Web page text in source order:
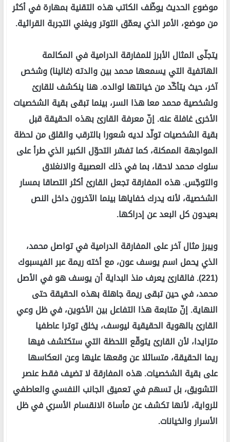
موضوع الحديث يوظّف الكاتب هذه التقنية بمهارة في أكثر
من موضع، الأمر الذي يعمّق التوتر ويغني التجربة القرائية.
يتجلّى المثال الأبرز للمفارقة الدرامية في المكالمة
الهاتفية التي يسمعها محمد بين والدته (غالينا) وشخص
آخر، حيث يتأكّد من خيانتها لوالده. هنا ينكشف للقارئ
ولشخصية محمد معا هذا السر، بينما تبقى بقية الشخصيات
الأخرى غافلة عنه. إنّ معرفة القارئ بهذه الحقيقة قبل
بقية الشخصيات تولّد لديه شعورا بالترقب والقلق من لحظة
المواجهة الممكنة، كما تفسّر التحوّل الكبير الذي طرأ على
سلوك محمد لاحقا، بما في ذلك العصبية والانغلاق
والتوجّس. هذه المفارقة تجعل القارئ أكثر التصاقا بمسار
الشخصية، لأنه يدرك خفاياها بينما الآخرون داخل النص
بعيدون كل البعد عن إدراكها.
ويبرز مثال آخر على المفارقة الدرامية في تواصل محمد،
الذي يحمل اسم يوسف عون، مع أخته ريمة عبر الفيسبوك
(221). فالقارئ يعرف منذ البداية أن يوسف هو في الأصل
محمد، في حين تبقى ريمة جاهلة بهذه الحقيقة حتى
النهاية. إنّ متابعة هذا التفاعل بين الأخوين، في ظل وعي
القارئ بالهوية الحقيقية ليوسف، يخلق توترا عاطفيا
متزايدا، لأن القارئ يتوقّع اللحظة التي ستكتشف فيها
ريما الحقيقة، متسائلا عن وقعها عليها وعن انعكاسها
على بقية الشخصيات. هذه المفارقة لا تضيف فقط عنصر
التشويق، بل تسهم في تعميق الجانب النفسي والعاطفي
للرواية، لأنها تكشف عن مأساة الانقسام الأسري في ظل
الأسرار والخيانات.